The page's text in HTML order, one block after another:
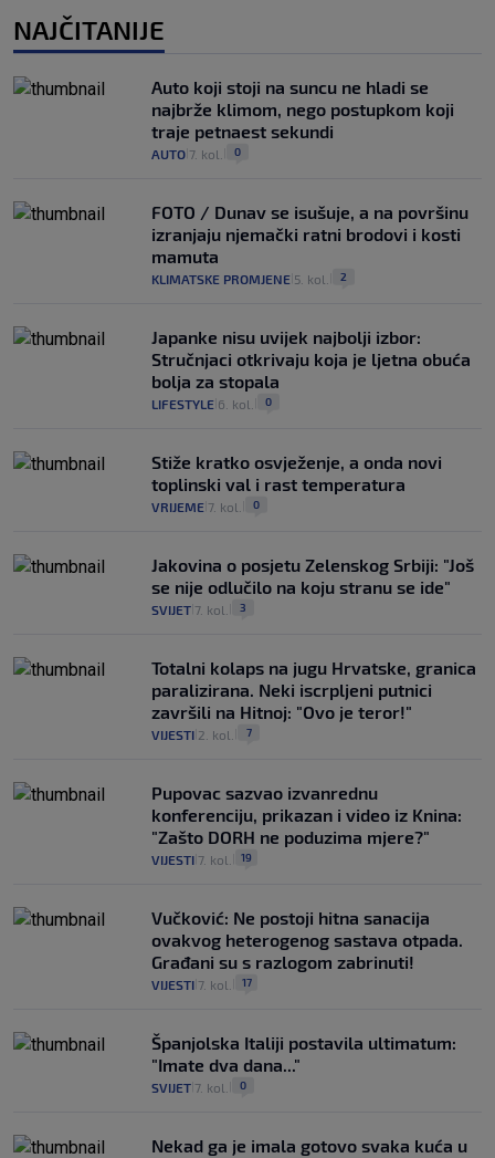
NAJČITANIJE
Auto koji stoji na suncu ne hladi se
najbrže klimom, nego postupkom koji
traje petnaest sekundi
AUTO 7. kol. 0
FOTO / Dunav se isušuje, a na površinu
izranjaju njemački ratni brodovi i kosti
mamuta
KLIMATSKE PROMJENE 5. kol. 2
Japanke nisu uvijek najbolji izbor:
Stručnjaci otkrivaju koja je ljetna obuća
bolja za stopala
LIFESTYLE 6. kol. 0
Stiže kratko osvježenje, a onda novi
toplinski val i rast temperatura
VRIJEME 7. kol. 0
Jakovina o posjetu Zelenskog Srbiji: "Još
se nije odlučilo na koju stranu se ide"
SVIJET 7. kol. 3
Totalni kolaps na jugu Hrvatske, granica
paralizirana. Neki iscrpljeni putnici
završili na Hitnoj: "Ovo je teror!"
VIJESTI 2. kol. 7
Pupovac sazvao izvanrednu
konferenciju, prikazan i video iz Knina:
"Zašto DORH ne poduzima mjere?"
VIJESTI 7. kol. 19
Vučković: Ne postoji hitna sanacija
ovakvog heterogenog sastava otpada.
Građani su s razlogom zabrinuti!
VIJESTI 7. kol. 17
Španjolska Italiji postavila ultimatum:
"Imate dva dana..."
SVIJET 7. kol. 0
Nekad ga je imala gotovo svaka kuća u